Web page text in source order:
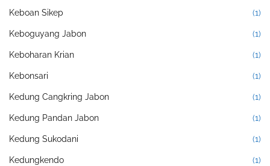
Keboan Sikep (1)
Keboguyang Jabon (1)
Keboharan Krian (1)
Kebonsari (1)
Kedung Cangkring Jabon (1)
Kedung Pandan Jabon (1)
Kedung Sukodani (1)
Kedungkendo (1)